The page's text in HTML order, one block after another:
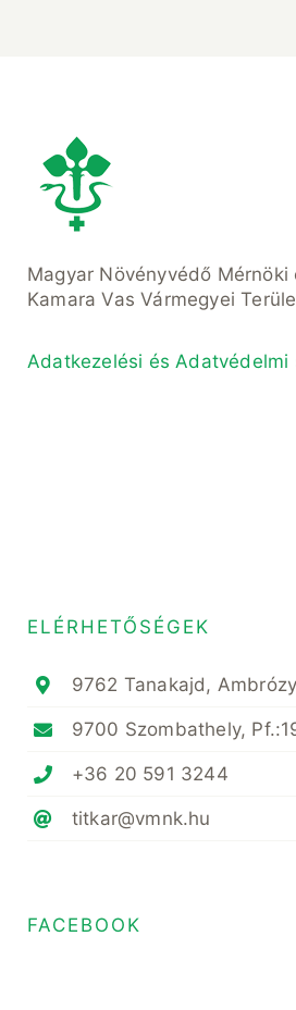
Magyar Növényvédő Mérnöki
Kamara Vas Vármegyei
Adatkezelési és Adatvédelmi
ELÉRHETŐSÉGEK
9762 Tanakajd,
9700 Szombathely,
+36 20 591 3244
titkar@vmnk.hu
FACEBOOK